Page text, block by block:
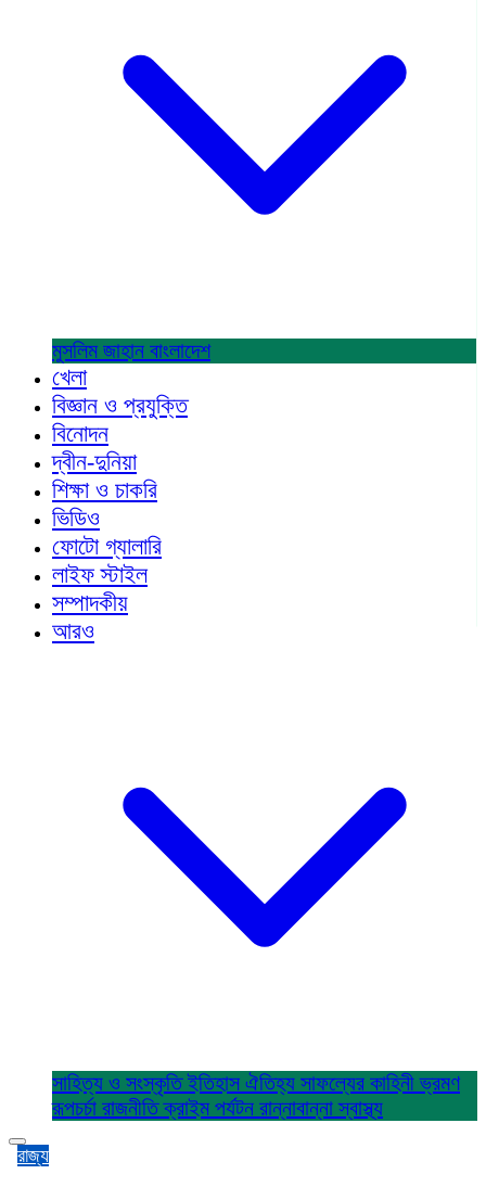
মুসলিম জাহান বাংলাদেশ
খেলা
বিজ্ঞান ও প্রযুক্তি
বিনোদন
দ্বীন-দুনিয়া
শিক্ষা ও চাকরি
ভিডিও
ফোটো গ্যালারি
লাইফ স্টাইল
সম্পাদকীয়
আরও
সাহিত্য ও সংস্কৃতিইতিহাস ঐতিহ্য সাফল্যের কাহিনীভ্রমণ
রূপচর্চা রাজনীতিক্রাইম পর্যটন রান্নাবান্নাস্বাস্থ্য
রাজ্য